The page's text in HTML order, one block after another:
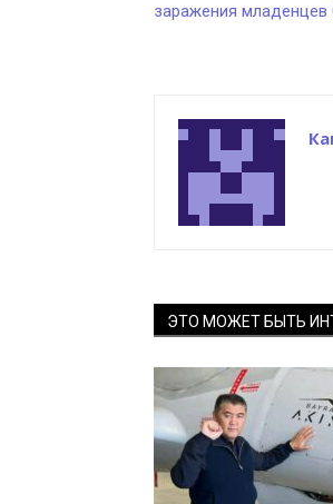
заражения младенцев
ЭТО МОЖЕТ БЫТЬ